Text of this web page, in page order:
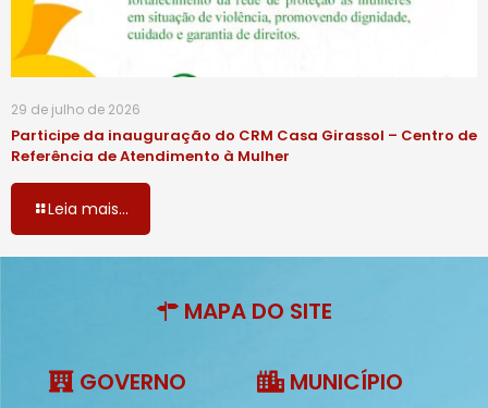
29 de julho de 2026
Participe da inauguração do CRM Casa Girassol – Centro de
Referência de Atendimento à Mulher
Leia mais...
MAPA DO SITE
GOVERNO MUNICÍPIO